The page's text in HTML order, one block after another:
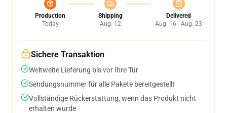
Production
Today
Shipping
Aug. 12
Delivered
Aug. 16 - Aug. 23
Sichere Transaktion
Weltweite Lieferung bis vor Ihre Tür
Sendungsnummer für alle Pakete bereitgestellt
Vollständige Rückerstattung, wenn das Produkt nicht
erhalten wurde